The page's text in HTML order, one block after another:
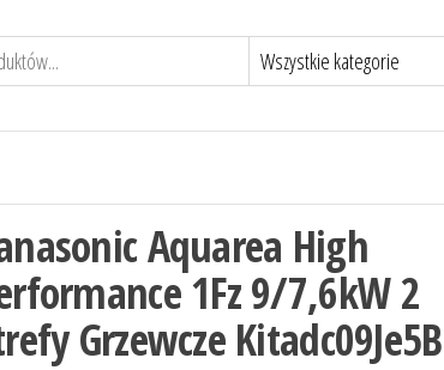
Aquarea High
1Fz 9/7,6kW 2
Grzewcze Kitadc09Je5B